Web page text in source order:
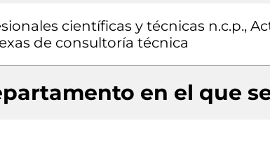
científicas y técnicas n.c.p.,
de consultoría técnica
en el que